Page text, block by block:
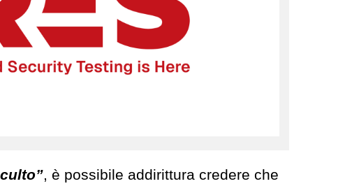
, è possibile addirittura credere che